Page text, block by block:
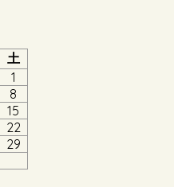
土
1
8
15
22
29